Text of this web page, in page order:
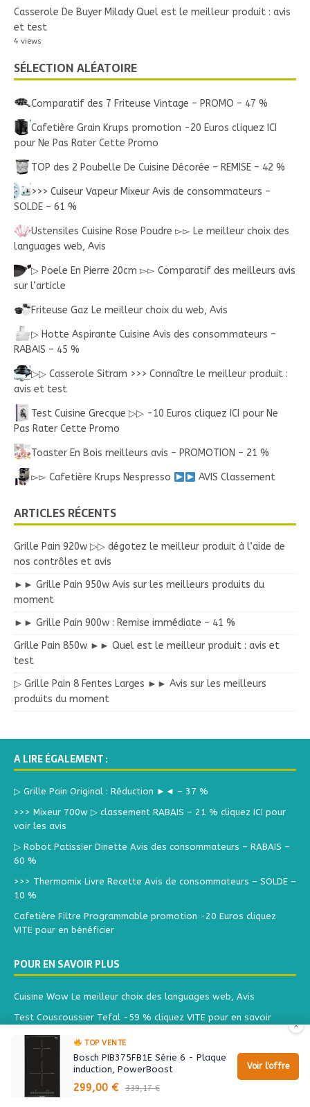
Casserole De Buyer Milady Quel est le meilleur produit : avis
et test
4 views
SÉLECTION ALÉATOIRE
Comparatif des 7 Friteuse Vintage – PROMO – 47 %
Cafetière Grain Krups promotion -20 Euros cliquez ICI
pour Ne Pas Rater Cette Promo
TOP des 2 Poubelle De Cuisine Décorée – REMISE – 42 %
>>> Cuiseur Vapeur Mixeur Avis de consommateurs –
SOLDE – 61 %
Ustensiles Cuisine Rose Poudre ▻▻ Le meilleur choix des
languages web, Avis
▷ Poele En Pierre 20cm ▻▻ Comparatif des meilleurs avis
sur l’article
Friteuse Gaz Le meilleur choix du web, Avis
▷ Hotte Aspirante Cuisine Avis des consommateurs –
RABAIS – 45 %
▷▷ Casserole Sitram >>> Connaître le meilleur produit :
avis et test
Test Cuisine Grecque ▷▷ -10 Euros cliquez ICI pour Ne
Pas Rater Cette Promo
Toaster En Bois meilleurs avis – PROMOTION – 21 %
▻▻ Cafetière Krups Nespresso AVIS Classement
ARTICLES RÉCENTS
Grille Pain 920w ▷▷ dégotez le meilleur produit à l’aide de
nos contrôles et avis
►► Grille Pain 950w Avis sur les meilleurs produits du
moment
►► Grille Pain 900w : Remise immédiate – 41 %
Grille Pain 850w ►► Quel est le meilleur produit : avis et
test
▷ Grille Pain 8 Fentes Larges ►► Avis sur les meilleurs
produits du moment
A LIRE ÉGALEMENT :
▷ Grille Pain Original : Réduction ►◄ – 37 %
>>> Mixeur 700w ▷ classement RABAIS – 21 % cliquez ICI pour
voir les avis
▷ Robot Patissier Dinette Avis des consommateurs – RABAIS –
60 %
>>> Thermomix Livre Recette Avis de consommateurs – SOLDE –
10 %
Cafetière Filtre Programmable promotion -20 Euros cliquez
VITE pour en bénéficier
POUR EN SAVOIR PLUS
Cuisine Wow Le meilleur choix des languages web, Avis
Test Couscoussier Tefal -59 % cliquez VITE pour en savoir
Promo Cuisine Wok ▻▻ -25 % cliquez ICI pour Ne Pas Rater
Test Hotte Aspirante Grise 60 Cm moins cher ◁
×
TOP VENTE
Bosch PIB375FB1E Série 6 - Plaque
induction, PowerBoost
299,00 € 339,17 €
Voir l'offre